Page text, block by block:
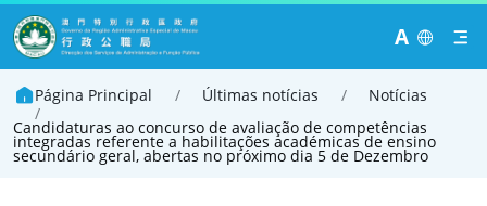
A
Página Principal / Últimas notícias /
Notícias
/
Candidaturas ao concurso de avaliação de competências
integradas referente a habilitações académicas de ensino
secundário geral, abertas no próximo dia 5 de Dezembro